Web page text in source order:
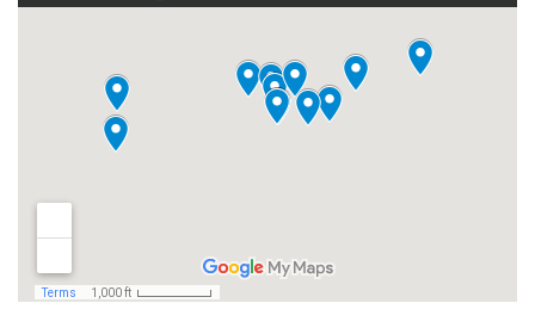
Destination accessible
Santander 360